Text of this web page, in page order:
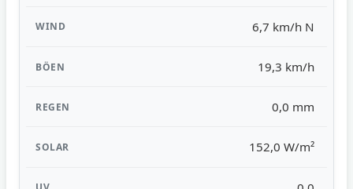
6,7 km/h N
19,3 km/h
0,0 mm
152,0 W/m²